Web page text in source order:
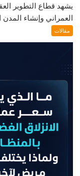
يشهد قطاع التطوير
العمراني وإنشاء
مقالات